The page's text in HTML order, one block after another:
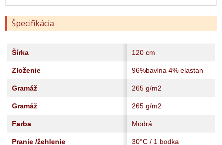
Špecifikácia
Šírka 120 cm
Zloženie 96%bavlna 4% elastan
Gramáž 265 g/m2
Gramáž 265 g/m2
Farba Modrá
Pranie /žehlenie 30°C / 1 bodka